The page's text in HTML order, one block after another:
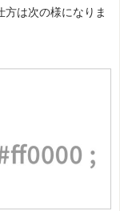
は次の様になりま